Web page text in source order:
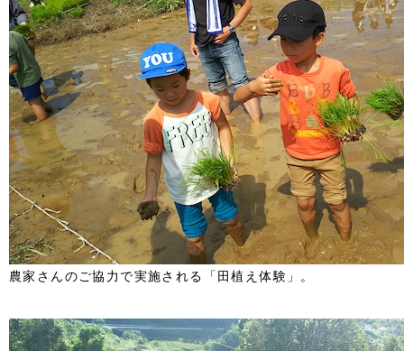
農家さんのご協力で実施される「田植え体験」。